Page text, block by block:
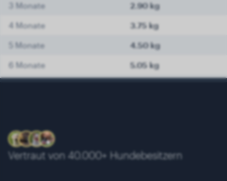
3 Monate 2.90 kg
4 Monate 3.75 kg
5 Monate 4.50 kg
6 Monate 5.05 kg
10 Monate
Vertraut von 40.000+ Hundebesitzern